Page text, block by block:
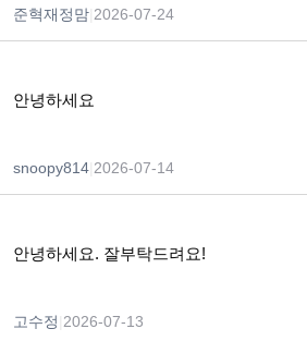
준혁재정맘 2026-07-24
안녕하세요
snoopy814 2026-07-14
안녕하세요. 잘부탁드려요!
고수정 2026-07-13